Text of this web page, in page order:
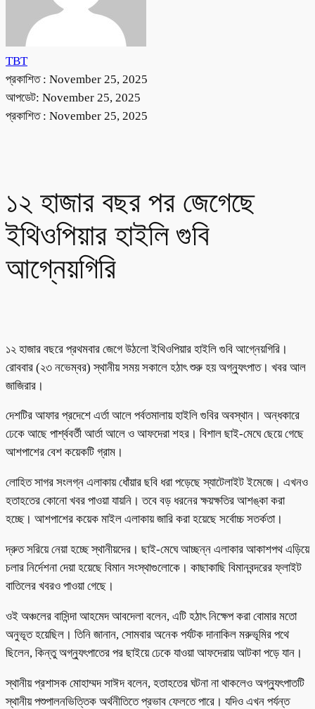
TBT
প্রকাশিত : November 25, 2025
আপডেট: November 25, 2025
প্রকাশিত : November 25, 2025
১২ হাজার বছর পর জেগেছে
ইথিওপিয়ার হাইলি গুবি
আগ্নেয়গিরি
১২ হাজার বছরে প্রথমবার জেগে উঠলো ইথিওপিয়ার হাইলি গুবি আগ্নেয়গিরি।
রোববার (২৩ নভেম্বর) স্থানীয় সময় সকালে হঠাৎ শুরু হয় অগ্ন্যুৎপাত। খবর আল
জাজিরার।
দেশটির আফার প্রদেশে এর্তা আলে পর্বতমালায় হাইলি গুবির অবস্থান। অন্ধকারে
ঢেকে আছে পার্শ্ববর্তী আর্তা আলে ও আফদেরা শহর। বিশাল ছাই-মেঘে ছেয়ে গেছে
আশপাশের বেশ কয়েকটি গ্রাম।
লোহিত সাগর সংলগ্ন এলাকায় ধোঁয়ার ছবি ধরা পড়েছে স্যাটেলাইট ইমেজে। এখনও
হতাহতের কোনো খবর পাওয়া যায়নি। তবে বড় ধরনের ক্ষয়ক্ষতির আশঙ্কা করা
হচ্ছে। আশপাশের কয়েক মাইল এলাকায় জারি করা হয়েছে সর্বোচ্চ সতর্কতা।
দ্রুত সরিয়ে নেয়া হচ্ছে স্থানীয়দের। ছাই-মেঘে আচ্ছন্ন এলাকার আকাশপথ এড়িয়ে
চলার নির্দেশনা দেয়া হয়েছে বিমান সংস্থাগুলোকে। কাছাকাছি বিমানবন্দরের ফ্লাইট
বাতিলের খবরও পাওয়া গেছে।
ওই অঞ্চলের বাসিন্দা আহমেদ আবদেলা বলেন, এটি হঠাৎ নিক্ষেপ করা বোমার মতো
অনুভূত হয়েছিল। তিনি জানান, সোমবার অনেক পর্যটক দানাকিল মরুভূমির পথে
ছিলেন, কিন্তু অগ্ন্যুৎপাতের পর ছাইয়ে ঢেকে যাওয়া আফদেরায় আটকা পড়ে যান।
স্থানীয় প্রশাসক মোহাম্মদ সাঈদ বলেন, হতাহতের ঘটনা না থাকলেও অগ্ন্যুৎপাতটি
স্থানীয় পশুপালনভিত্তিক অর্থনীতিতে প্রভাব ফেলতে পারে। যদিও এখন পর্যন্ত